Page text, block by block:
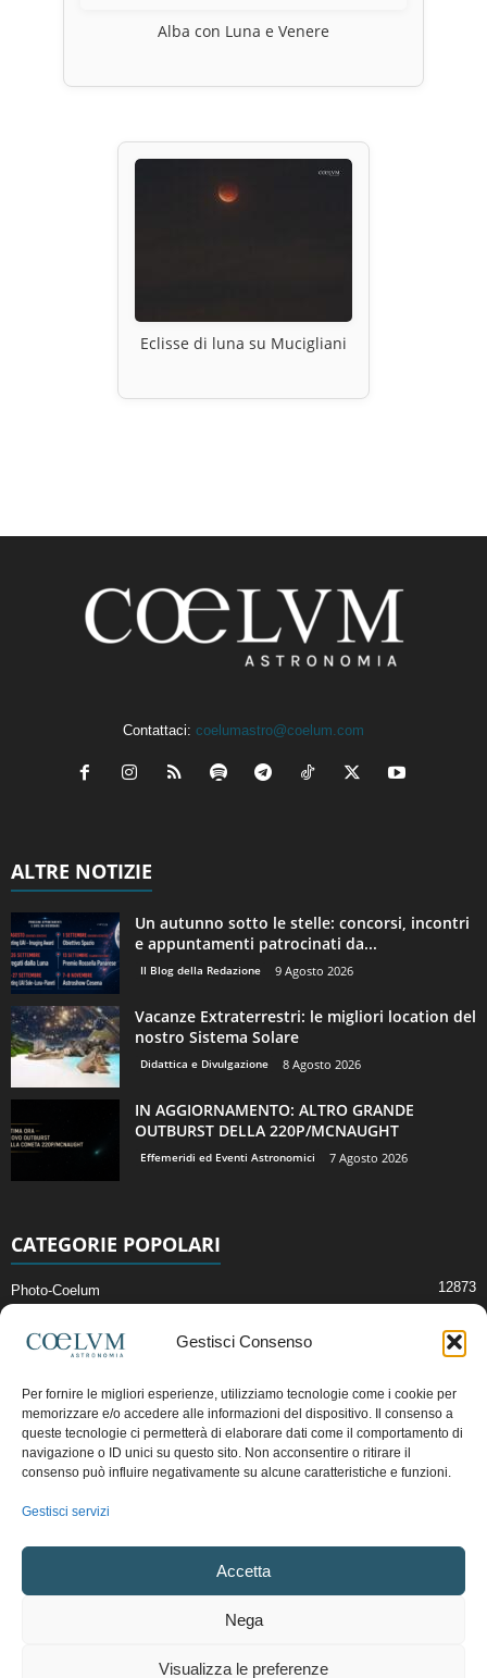
Gestisci Consenso
Per fornire le migliori esperienze, utilizziamo tecnologie come i cookie per
memorizzare e/o accedere alle informazioni del dispositivo. Il consenso a
queste tecnologie ci permetterà di elaborare dati come il comportamento di
navigazione o ID unici su questo sito. Non acconsentire o ritirare il
consenso può influire negativamente su alcune caratteristiche e funzioni.
Gestisci servizi
Accetta
Nega
Visualizza le preferenze
Alba con Luna e Venere
Eclisse di luna su Mucigliani
Contattaci: coelumastro@coelum.com
ALTRE NOTIZIE
Un autunno sotto le stelle: concorsi, incontri
e appuntamenti patrocinati da...
Il Blog della Redazione 9 Agosto 2026
Vacanze Extraterrestri: le migliori location del
nostro Sistema Solare
Didattica e Divulgazione 8 Agosto 2026
IN AGGIORNAMENTO: ALTRO GRANDE
OUTBURST DELLA 220P/MCNAUGHT
Effemeridi ed Eventi Astronomici 7 Agosto 2026
CATEGORIE POPOLARI
Photo-Coelum 12873
News di Astronomia 2412
Cielo del Mese
Astronomia, Astrofisica e Cosmologia
Articoli e Risorse On-Line
Copyright © 1997 - 2024 vietata la riproduzione.
Termini e Condizioni di Vendita